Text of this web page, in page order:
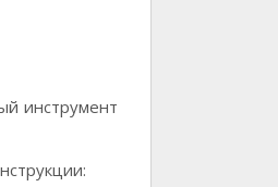
инструмент